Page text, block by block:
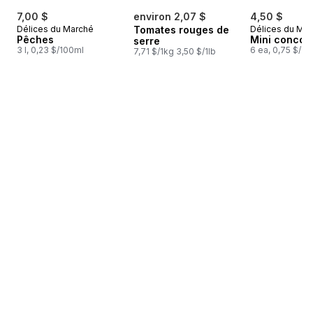
7,00 $
Délices du Marché
Pêches
3 l, 0,23 $/100ml
environ 2,07 $
Tomates rouges de
serre
7,71 $/1kg 3,50 $/1lb
4,50 $
Délices du
Mini
6 ea, 0,75 $/